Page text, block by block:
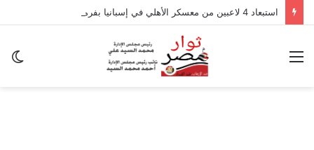
استبعاد 4 لاعبين من معسكر الأهلي في إسبانيا بفرمان من عموتة
القائمة